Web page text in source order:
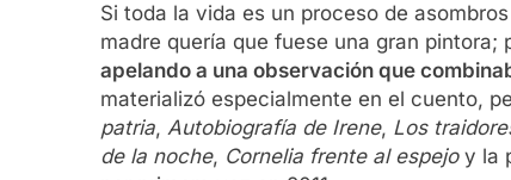
Si toda la vida es un proceso de
madre quería que fuese una gran pintora;
apelando a una observación que
materializó especialmente en el cuento,
patria, Autobiografía de Irene, Los
de la noche, Cornelia frente al espejoy la